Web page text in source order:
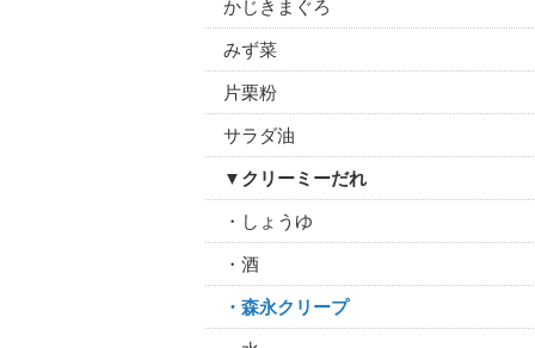
かじきまぐろ
みず菜
片栗粉
サラダ油
▼クリーミーだれ
・しょうゆ
・酒
・森永クリープ